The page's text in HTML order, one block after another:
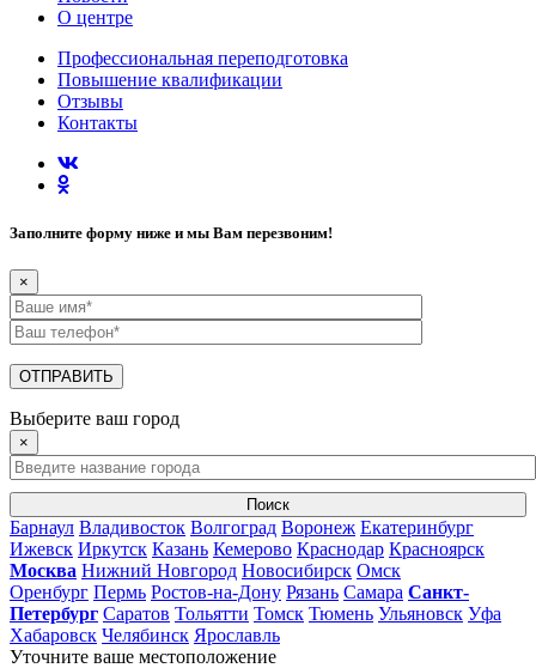
О центре
Профессиональная переподготовка
Повышение квалификации
Отзывы
Контакты
Заполните форму ниже и мы Вам перезвоним!
×
Выберите ваш город
×
Поиск
Барнаул Владивосток Волгоград Воронеж Екатеринбург
Ижевск Иркутск Казань Кемерово Краснодар Красноярск
Москва Нижний Новгород Новосибирск Омск
Оренбург Пермь Ростов-на-Дону Рязань Самара Санкт-
Петербург Саратов Тольятти Томск Тюмень Ульяновск Уфа
Хабаровск Челябинск Ярославль
Уточните ваше местоположение